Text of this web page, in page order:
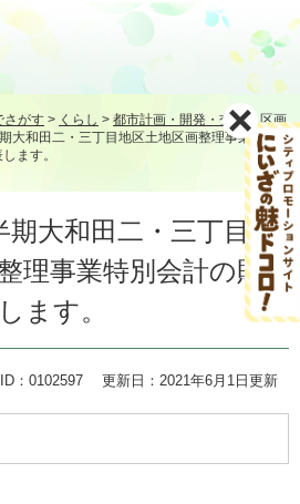
さがす > くらし > 都市計画・開発・交通 >区画
大和田二・三丁目地区土地区画整理事業特別
ます。
期大和田二・三丁目
理事業特別会計の財
ます。
：0102597 更新日：2021年6月1日更新